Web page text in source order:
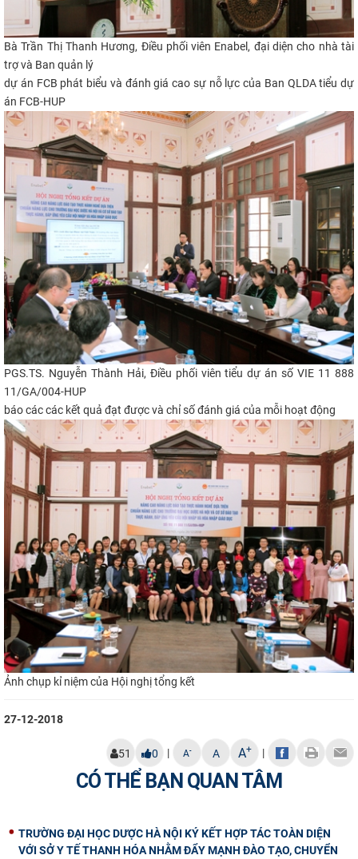
Bà Trần Thị Thanh Hương, Điều phối viên Enabel, đại diện cho nhà tài
trợ và Ban quản lý
dự án FCB phát biểu và đánh giá cao sự nỗ lực của Ban QLDA tiểu dự
án FCB-HUP
PGS.TS. Nguyễn Thành Hải, Điều phối viên tiểu dự án số VIE 11 888
11/GA/004-HUP
báo các các kết quả đạt được và chỉ số đánh giá của mỗi hoạt động
Ảnh chụp kỉ niệm của Hội nghị tổng kết
27-12-2018
51 0 | A- A A+ |
CÓ THỂ BẠN QUAN TÂM
TRƯỜNG ĐẠI HỌC DƯỢC HÀ NỘI KÝ KẾT HỢP TÁC TOÀN DIỆN
VỚI SỞ Y TẾ THANH HÓA NHẰM ĐẨY MẠNH ĐÀO TẠO, CHUYỂN